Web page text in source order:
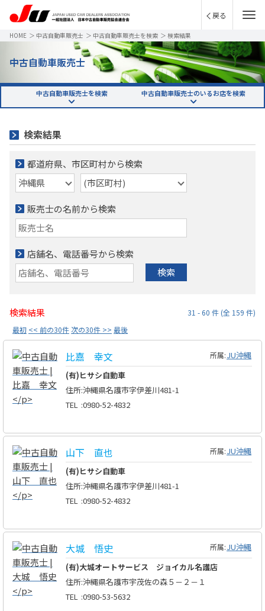
戻る
HOME ＞ 中古自動車販売士 ＞ 中古自動車販売士を検索 ＞ 検索結果
中古自動車販売士
中古自動車販売士を検索 中古自動車販売士のいるお店を検索
検索結果
都道府県、市区町村から検索
販売士の名前から検索
店舗名、電話番号から検索
検索
検索結果
31 - 60 件 (全 159 件)
最初 << 前の30件次の30件 >> 最後
比嘉 幸文 所属:JU沖縄
(有)ヒサシ自動車
住所:沖縄県名護市字伊差川481-1
TEL :0980-52-4832
山下 直也 所属:JU沖縄
(有)ヒサシ自動車
住所:沖縄県名護市字伊差川481-1
TEL :0980-52-4832
大城 悟史 所属:JU沖縄
(有)大城オートサービス ジョイカル名護店
住所:沖縄県名護市宇茂佐の森５－２－１
TEL :0980-53-5632